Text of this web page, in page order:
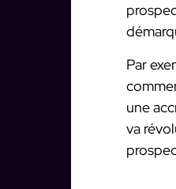
Par
une
va